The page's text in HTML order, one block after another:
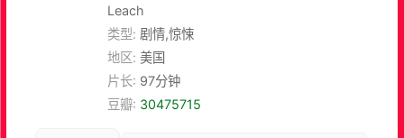
Leach
类型: 剧情,惊悚
地区: 美国
片长: 97分钟
豆瓣: 30475715